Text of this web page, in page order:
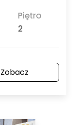
Piętro
2
Zobacz